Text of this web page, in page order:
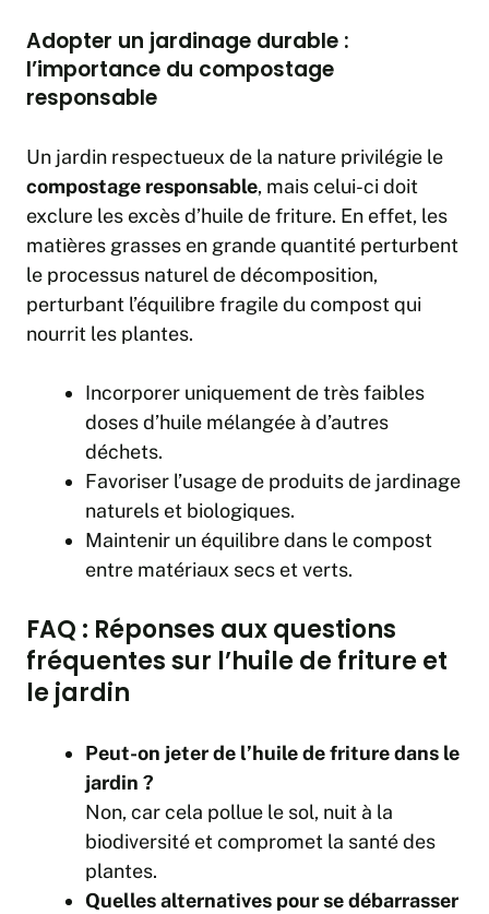
Adopter un jardinage durable :
l’importance du compostage
responsable
Un jardin respectueux de la nature privilégie le
compostage responsable, mais celui-ci doit
exclure les excès d’huile de friture. En effet, les
matières grasses en grande quantité perturbent
le processus naturel de décomposition,
perturbant l’équilibre fragile du compost qui
nourrit les plantes.
Incorporer uniquement de très faibles
doses d’huile mélangée à d’autres
déchets.
Favoriser l’usage de produits de jardinage
naturels et biologiques.
Maintenir un équilibre dans le compost
entre matériaux secs et verts.
FAQ : Réponses aux questions
fréquentes sur l’huile de friture et
le jardin
Peut-on jeter de l’huile de friture dans le
jardin ?
Non, car cela pollue le sol, nuit à la
biodiversité et compromet la santé des
plantes.
Quelles alternatives pour se débarrasser